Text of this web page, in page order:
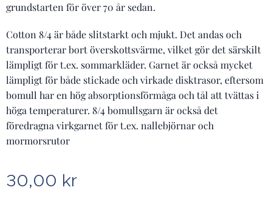
grundstarten för över 70 år sedan.
Cotton 8/4 är både slitstarkt och mjukt. Det andas och
transporterar bort överskottsvärme, vilket gör det särskilt
lämpligt för t.ex. sommarkläder. Garnet är också mycket
lämpligt för både stickade och virkade disktrasor, eftersom
bomull har en hög absorptionsförmåga och tål att tvättas i
höga temperaturer. 8/4 bomullsgarn är också det
föredragna virkgarnet för t.ex. nallebjörnar och
mormorsrutor
30,00 kr